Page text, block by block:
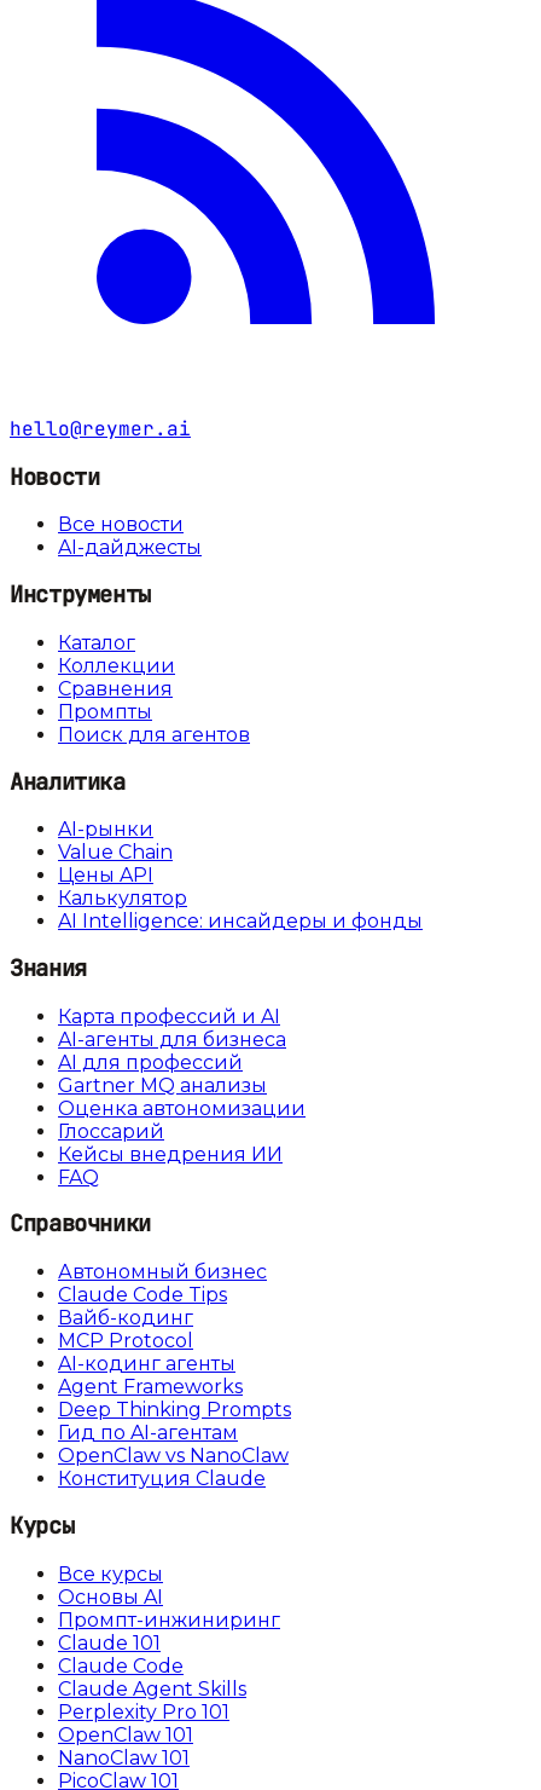
hello@reymer.ai
Новости
Все новости
AI-дайджесты
Инструменты
Каталог
Коллекции
Сравнения
Промпты
Поиск для агентов
Аналитика
AI-рынки
Value Chain
Цены API
Калькулятор
AI Intelligence: инсайдеры и фонды
Знания
Карта профессий и AI
AI-агенты для бизнеса
AI для профессий
Gartner MQ анализы
Оценка автономизации
Глоссарий
Кейсы внедрения ИИ
FAQ
Справочники
Автономный бизнес
Claude Code Tips
Вайб-кодинг
MCP Protocol
AI-кодинг агенты
Agent Frameworks
Deep Thinking Prompts
Гид по AI-агентам
OpenClaw vs NanoClaw
Конституция Claude
Курсы
Все курсы
Основы AI
Промпт-инжиниринг
Claude 101
Claude Code
Claude Agent Skills
Perplexity Pro 101
OpenClaw 101
NanoClaw 101
PicoClaw 101